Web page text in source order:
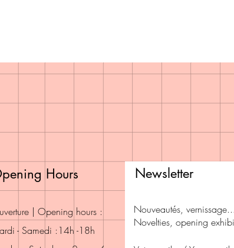
Hours
| Opening hours :
- Samedi :14h -18h
Newsletter
Nouveautés, vernissage...
Novelties, opening